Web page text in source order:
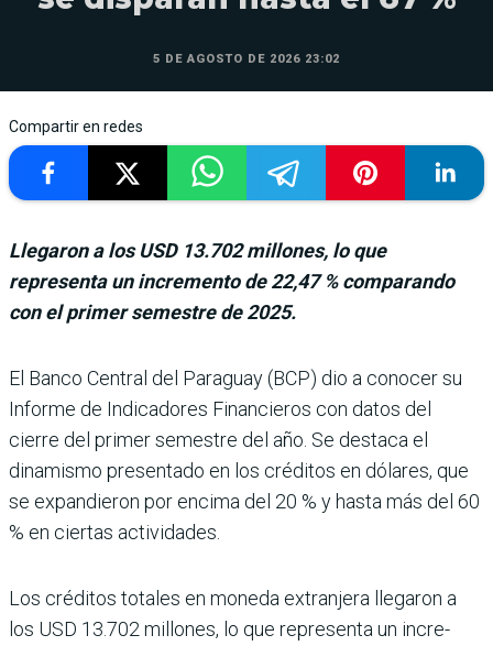
5 DE AGOSTO DE 2026 23:02
Compartir en redes
Llegaron a los USD 13.702 millones, lo que
representa un incremento de 22,47 % comparando
con el primer semestre de 2025.
El Banco Central del Paraguay (BCP) dio a conocer su
Informe de Indicadores Financieros con datos del
cierre del pri­mer semestre del año. Se destaca el
dinamismo pre­sentado en los créditos en dólares, que
se expandieron por encima del 20 % y hasta más del 60
% en ciertas acti­vidades.
Los créditos totales en moneda extranjera llegaron a
los USD 13.702 millones, lo que representa un incre­